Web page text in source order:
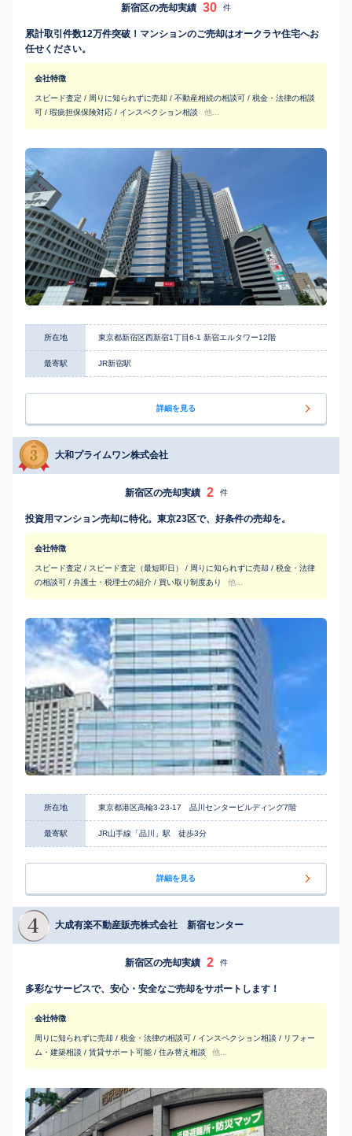
新宿区の売却実績 30 件
累計取引件数12万件突破！マンションのご売却はオークラヤ住宅へお
任せください。
会社特徴
スピード査定 / 周りに知られずに売却 / 不動産相続の相談可 / 税金・法律の相談
可 / 瑕疵担保保険対応 / インスペクション相談
他...
所在地 東京都新宿区西新宿1丁目6-1 新宿エルタワー12階
最寄駅 JR新宿駅
詳細を見る
大和プライムワン株式会社
新宿区の売却実績 2 件
投資用マンション売却に特化。東京23区で、好条件の売却を。
会社特徴
スピード査定 / スピード査定（最短即日） / 周りに知られずに売却 / 税金・法律
の相談可 / 弁護士・税理士の紹介 / 買い取り制度あり
他...
所在地 東京都港区高輪3-23-17 品川センタービルディング7階
最寄駅 JR山手線「品川」駅 徒歩3分
詳細を見る
大成有楽不動産販売株式会社 新宿センター
新宿区の売却実績 2 件
多彩なサービスで、安心・安全なご売却をサポートします！
会社特徴
周りに知られずに売却 / 税金・法律の相談可 / インスペクション相談 / リフォー
ム・建築相談 / 賃貸サポート可能 / 住み替え相談
他...